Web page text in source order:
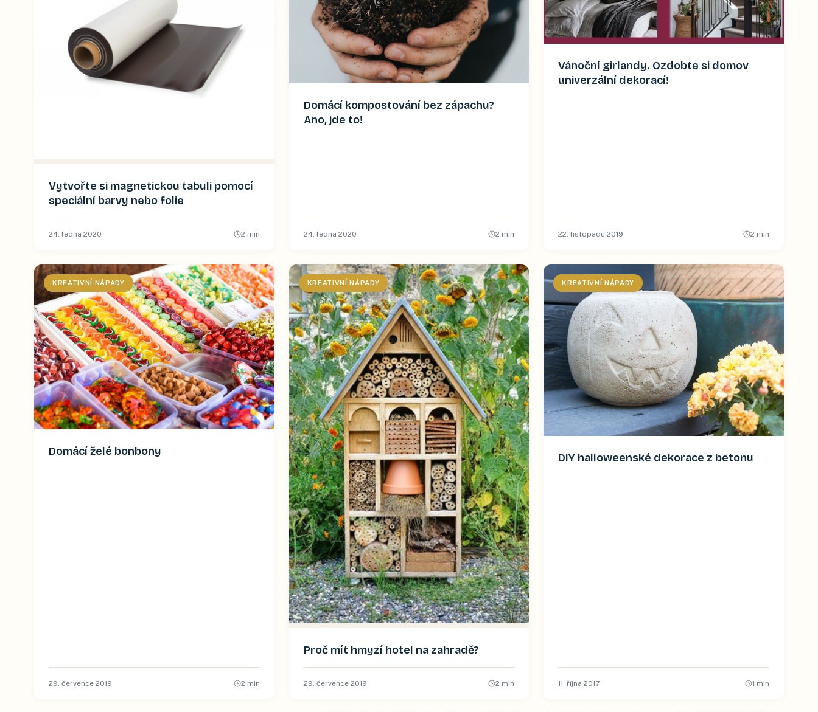
Vytvořte si magnetickou tabuli pomocí
speciální barvy nebo folie
24. ledna 2020 2 min
Domácí kompostování bez zápachu?
Ano, jde to!
24. ledna 2020 2 min
Vánoční girlandy. Ozdobte si domov
univerzální dekorací!
22. listopadu 2019 2 min
KREATIVNÍ NÁPADY
Domácí želé bonbony
29. července 2019 2 min
KREATIVNÍ NÁPADY
Proč mít hmyzí hotel na zahradě?
29. července 2019 2 min
KREATIVNÍ NÁPADY
DIY halloweenské dekorace z betonu
11. října 2017 1 min